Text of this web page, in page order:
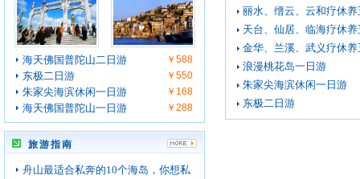
海天佛国普陀山二日游 ￥588
东极二日游 ￥550
朱家尖海滨休闲一日游 ￥168
海天佛国普陀山一日游 ￥288
旅游指南
舟山最适合私奔的10个海岛，你想私
丽水、缙云、云和疗休养
天台、仙居、临海疗休养
金华、兰溪、武义疗休养
浪漫桃花岛一日游
朱家尖海滨休闲一日游
东极二日游